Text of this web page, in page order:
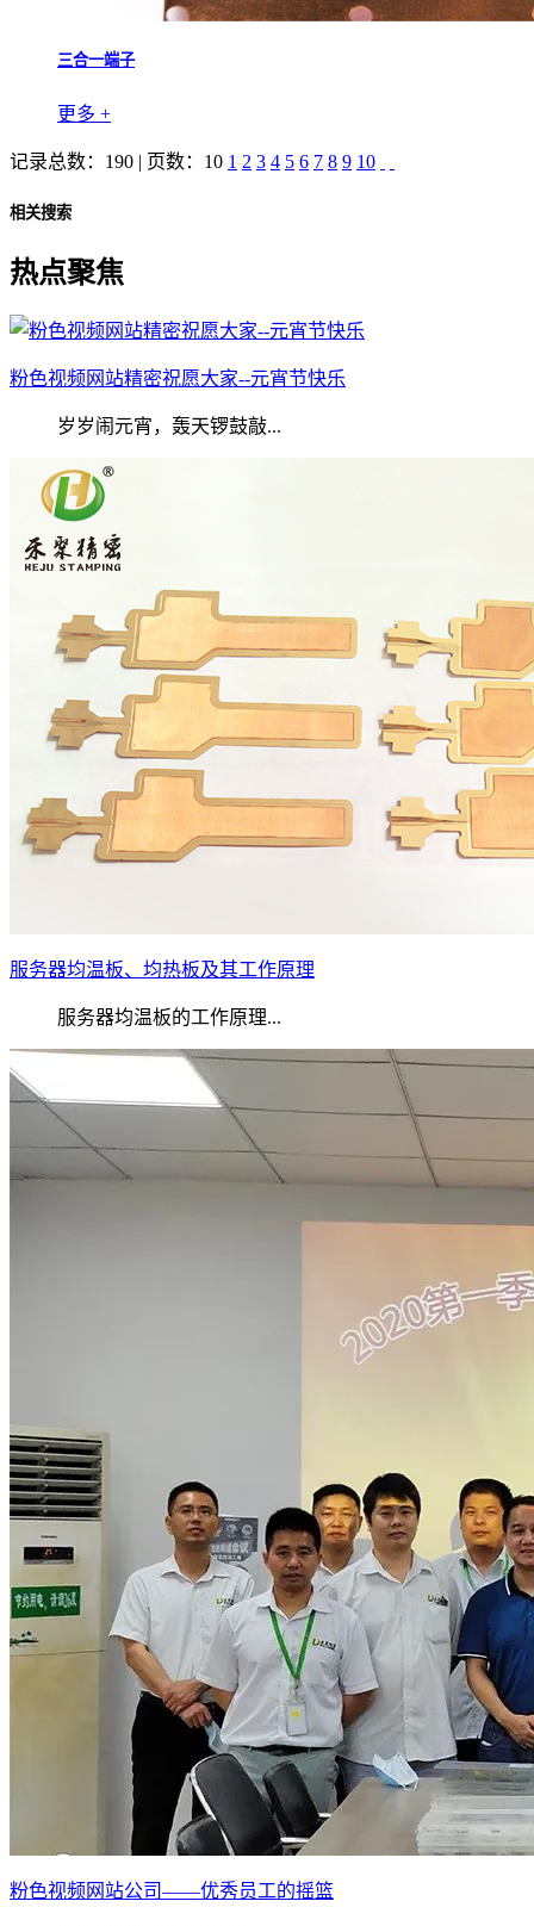
三合一端子
更多 +
记录总数：190 | 页数：10 1 2 3 4 5 6 7 8 9 10
相关搜索
热点聚焦
粉色视频网站精密祝愿大家--元宵节快乐
岁岁闹元宵，轰天锣鼓敲...
服务器均温板、均热板及其工作原理
服务器均温板的工作原理...
粉色视频网站公司——优秀员工的摇篮